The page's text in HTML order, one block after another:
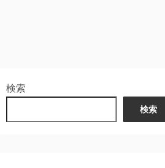
検索
検索